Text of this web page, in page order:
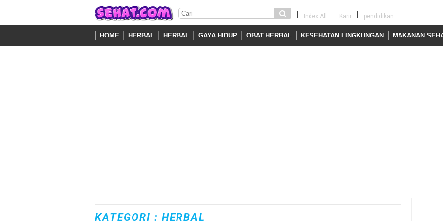
Index All Karir pendidikan
HOME HERBAL HERBAL GAYA HIDUP OBAT HERBAL KESEHATAN LINGKUNGAN MAKANAN
KATEGORI : HERBAL